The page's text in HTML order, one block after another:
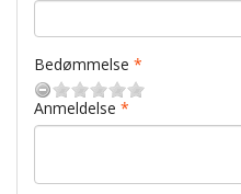
Bedømmelse
Anmeldelse